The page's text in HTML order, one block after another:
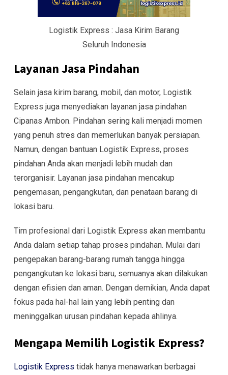
Logistik Express : Jasa Kirim Barang
Seluruh Indonesia
Layanan Jasa Pindahan
Selain jasa kirim barang, mobil, dan motor, Logistik
Express juga menyediakan layanan jasa pindahan
Cipanas Ambon. Pindahan sering kali menjadi momen
yang penuh stres dan memerlukan banyak persiapan.
Namun, dengan bantuan Logistik Express, proses
pindahan Anda akan menjadi lebih mudah dan
terorganisir. Layanan jasa pindahan mencakup
pengemasan, pengangkutan, dan penataan barang di
lokasi baru.
Tim profesional dari Logistik Express akan membantu
Anda dalam setiap tahap proses pindahan. Mulai dari
pengepakan barang-barang rumah tangga hingga
pengangkutan ke lokasi baru, semuanya akan dilakukan
dengan efisien dan aman. Dengan demikian, Anda dapat
fokus pada hal-hal lain yang lebih penting dan
meninggalkan urusan pindahan kepada ahlinya.
Mengapa Memilih Logistik Express?
Logistik Express tidak hanya menawarkan berbagai